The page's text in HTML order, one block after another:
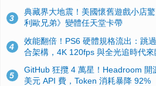
3
典藏界大地震！美國懷舊遊戲小店
利歐兄弟》變體任天堂卡帶
4
效能翻倍！PS6 硬體規格流出：跳
合架構，4K 120fps 與全光追時代來
5
GitHub 狂攬 4 萬星！Headroom 開
美元 API 費，Token 消耗暴降 92%